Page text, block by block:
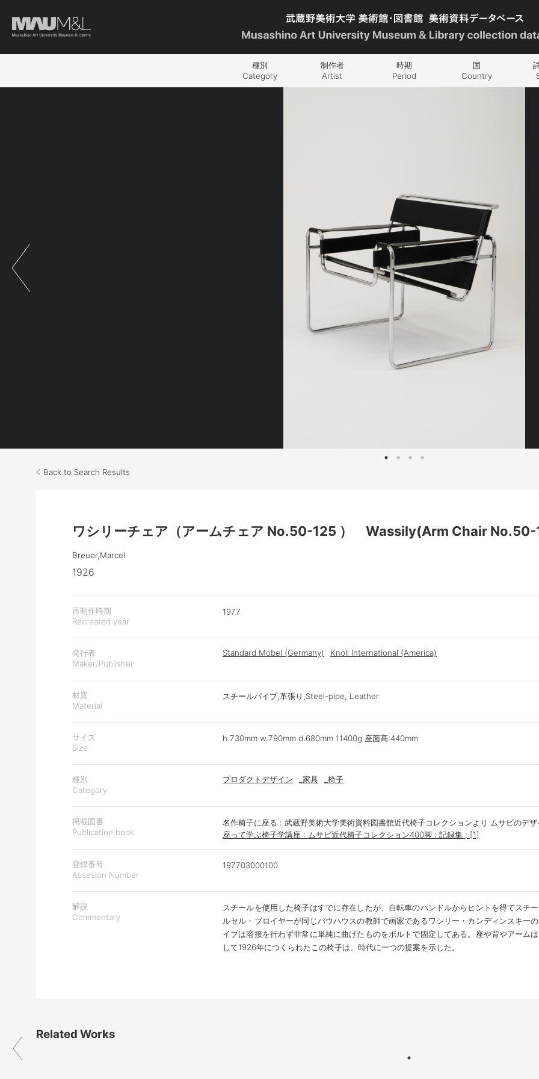
種別
Category
制作者
Artist
時期
Period
国
Country
Back to Search Results
ワシリーチェア（アームチェア No.50-125 ） Wassily(Arm Chair
Breuer,Marcel
1926
再制作時期
Recreated year
1977
発行者
Maker/Publisher
Standard Mobel (Germany) Knoll International (America)
材質
Material
スチールパイプ,革張り,Steel-pipe, Leather
サイズ
Size
h.730mm w.790mm d.680mm 11400g 座面高:440mm
種別
Category
プロダクトデザイン _家具 _椅子
掲載図書
Publication book
名作椅子に座る : 武蔵野美術大学美術資料図書館近代椅子コレクションより
座って学ぶ椅子学講座 : ムサビ近代椅子コレクション400脚 : 記録集 ; [1]
ムサビのデ
登録番号
Assesion Number
197703000100
解説
Commentary
スチールを使用した椅子はすでに存在したが、自転車のハンドルからヒントを得てスチ
ルセル・ブロイヤーが同じバウハウスの教師で画家であるワシリー・カンディンスキー
イプは溶接を行わず非常に単純に曲げたものをボルトで固定してある。座や背やアーム
して1926年につくられたこの椅子は、時代に一つの提案を示した。
Related Works